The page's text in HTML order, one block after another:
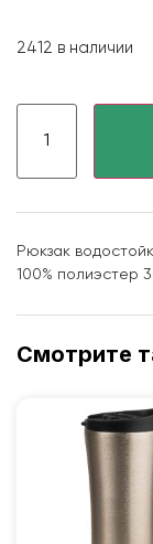
2412 в наличии
Рюкзак
100% полиэстер
Смотрите